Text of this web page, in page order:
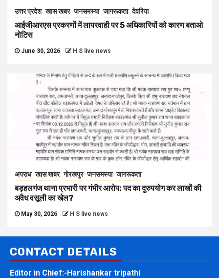
उत्तर प्रदेश खास खबर जनसमस्या जागरूकता देवरिया
आईजीआरएस प्रकरणों में लापरवाही पर 5 अधिकारियों को कारण बताओ
नोटिस
June 30, 2026 H S live news
अपराध खास खबर गोरखपुर जनसमस्या जागरूकता
बड़हलगंज थाना प्रभारी पर गंभीर आरोप: पद का दुरुपयोग कर लाखों की
अवैध वसूली का खेल?
May 30, 2026 H S live news
CONTACT DETAILS
Editor in Chief:-Harishankar tripathi